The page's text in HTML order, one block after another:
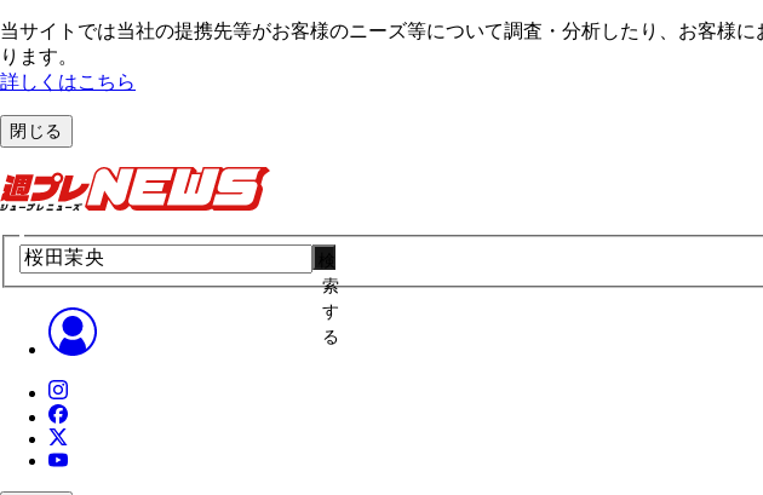
当サイトでは当社の提携先等がお客様のニーズ等について調査・分析したり、お客様
ります。
詳しくはこちら
閉じる
索
す
る